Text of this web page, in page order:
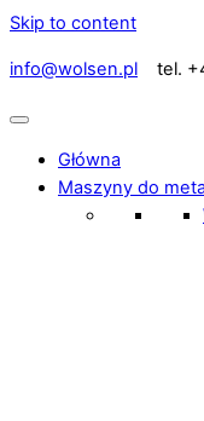
Skip to content
info@wolsen.pl tel.
Główna
Maszyny do